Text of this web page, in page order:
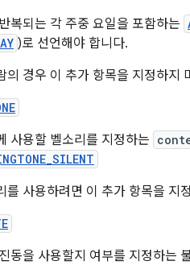
복되는 각 주중 요일을 포함하는
)로 선언해야 합니다.
의 경우 이 추가 항목을 지정하지
사용할 벨소리를 지정하는
를 사용하려면 이 추가 항목을 지
동을 사용할지 여부를 지정하는